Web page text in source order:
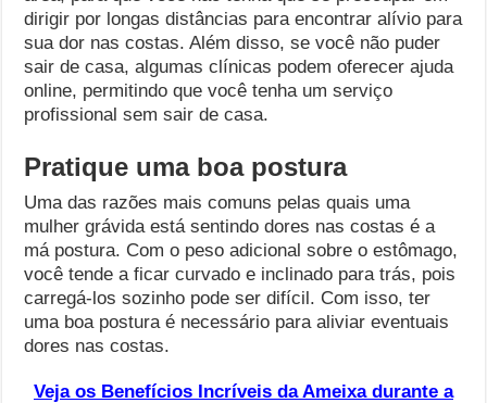
dirigir por longas distâncias para encontrar alívio para
sua dor nas costas. Além disso, se você não puder
sair de casa, algumas clínicas podem oferecer ajuda
online, permitindo que você tenha um serviço
profissional sem sair de casa.
Pratique uma boa postura
Uma das razões mais comuns pelas quais uma
mulher grávida está sentindo dores nas costas é a
má postura. Com o peso adicional sobre o estômago,
você tende a ficar curvado e inclinado para trás, pois
carregá-los sozinho pode ser difícil. Com isso, ter
uma boa postura é necessário para aliviar eventuais
dores nas costas.
Veja os Benefícios Incríveis da Ameixa durante a